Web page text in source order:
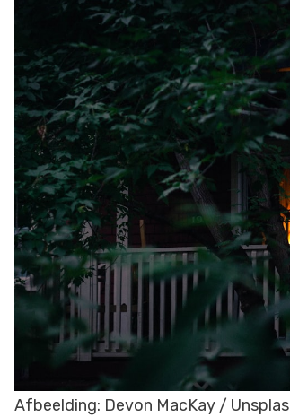
Afbeelding: Devon MacKay /